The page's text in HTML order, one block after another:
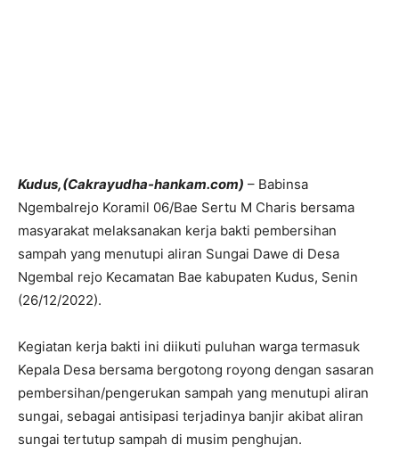
Kudus,(Cakrayudha-hankam.com) – Babinsa
Ngembalrejo Koramil 06/Bae Sertu M Charis bersama
masyarakat melaksanakan kerja bakti pembersihan
sampah yang menutupi aliran Sungai Dawe di Desa
Ngembal rejo Kecamatan Bae kabupaten Kudus, Senin
(26/12/2022).
Kegiatan kerja bakti ini diikuti puluhan warga termasuk
Kepala Desa bersama bergotong royong dengan sasaran
pembersihan/pengerukan sampah yang menutupi aliran
sungai, sebagai antisipasi terjadinya banjir akibat aliran
sungai tertutup sampah di musim penghujan.